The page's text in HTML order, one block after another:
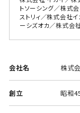
トソーシング／株式
ストリィ／株式会社
ーシズオカ／株式会
会社名 株式
創立 昭和